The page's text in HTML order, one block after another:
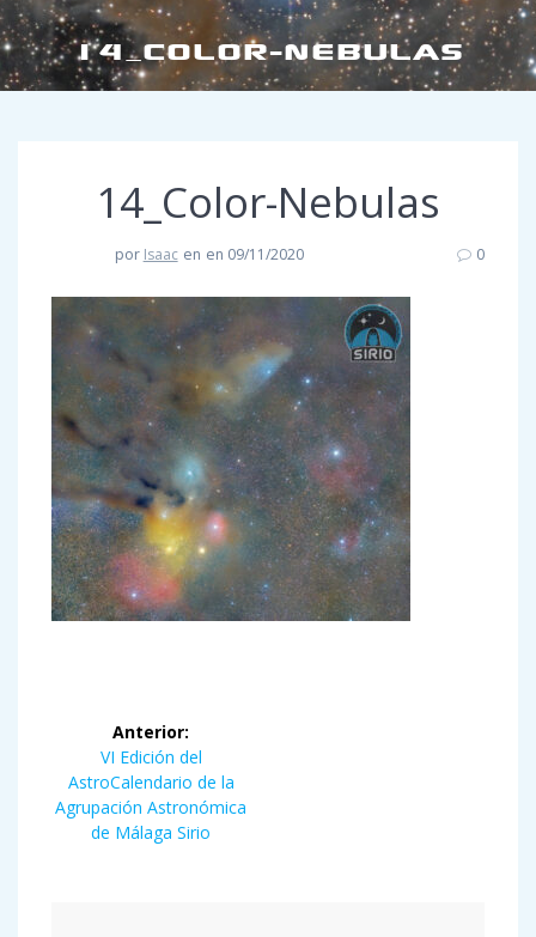
14_COLOR-NEBULAS
14_Color-Nebulas
por Isaac en en 09/11/2020 0
Navegación
entradas
Anterior:
Entrada
anterior:
VI Edición del
AstroCalendario de la
Agrupación Astronómica
de Málaga Sirio